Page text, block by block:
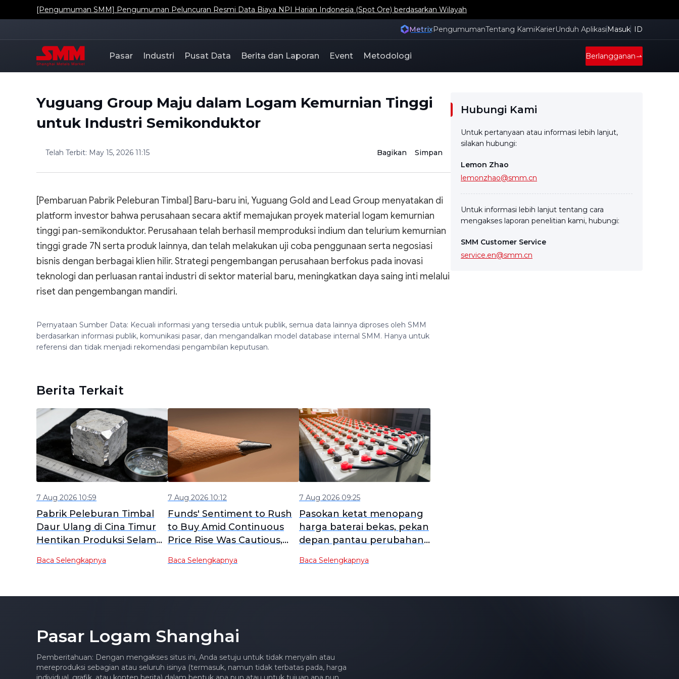
[Pengumuman SMM] Pengumuman Peluncuran Resmi Data Biaya NPI Harian Indonesia (Spot Ore) berdasarkan Wilayah
MetrixPengumumanTentang KamiKarierUnduh Aplikasi Masuk ID
Pasar Industri Pusat Data Berita dan Laporan Event Metodologi Berlangganan
Yuguang Group Maju dalam Logam Kemurnian Tinggi
untuk Industri Semikonduktor
Telah Terbit: May 15, 2026 11:15 Bagikan Simpan
[Pembaruan Pabrik Peleburan Timbal] Baru-baru ini, Yuguang Gold and Lead Group menyatakan di
platform investor bahwa perusahaan secara aktif memajukan proyek material logam kemurnian
tinggi pan-semikonduktor. Perusahaan telah berhasil memproduksi indium dan telurium kemurnian
tinggi grade 7N serta produk lainnya, dan telah melakukan uji coba penggunaan serta negosiasi
bisnis dengan berbagai klien hilir. Strategi pengembangan perusahaan berfokus pada inovasi
teknologi dan perluasan rantai industri di sektor material baru, meningkatkan daya saing inti melalui
riset dan pengembangan mandiri.
Pernyataan Sumber Data: Kecuali informasi yang tersedia untuk publik, semua data lainnya diproses oleh SMM
berdasarkan informasi publik, komunikasi pasar, dan mengandalkan model database internal SMM. Hanya untuk
referensi dan tidak menjadi rekomendasi pengambilan keputusan.
Berita Terkait
7 Aug 2026 10:59
Pabrik Peleburan Timbal
Daur Ulang di Cina Timur
Hentikan Produksi Selama
untuk Kemungkinan
Baca Selengkapnya
7 Aug 2026 10:12
Funds' Sentiment to Rush
to Buy Amid Continuous
Price Rise Was Cautious,
Closed Higher Today [Lead
Baca Selengkapnya
7 Aug 2026 09:25
Pasokan ketat menopang
harga baterai bekas, pekan
depan pantau perubahan
smelter [SMM Tinjauan
Baca Selengkapnya
Hubungi Kami
Untuk pertanyaan atau informasi lebih lanjut,
silakan hubungi:
Lemon Zhao
lemonzhao@smm.cn
Untuk informasi lebih lanjut tentang cara
mengakses laporan penelitian kami, hubungi:
SMM Customer Service
service.en@smm.cn
Pasar Logam Shanghai
Pemberitahuan: Dengan mengakses situs ini, Anda setuju untuk tidak menyalin atau
mereproduksi sebagian atau seluruh isinya (termasuk, namun tidak terbatas pada, harga